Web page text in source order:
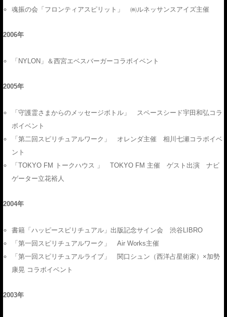
魂振の会「フロンティアスピリット」 ㈱ルネッサンスアイズ主催
2006年
「NYLON」＆西宮エベスバーガーコラボイベント
2005年
「守護霊さまからのメッセージボトル」 スペースシード宇田和弘コラ
ボイベント
「第二回スピリチュアルワーク」 オレンダ主催 相川七瀬コラボイベ
ント
「TOKYO FM トークハウス 」 TOKYO FM 主催 ゲスト出演 ナビ
ゲーター立花裕人
2004年
書籍「ハッピースピリチュアル」出版記念サイン会 渋谷LIBRO
「第一回スピリチュアルワーク」 Air Works主催
「第一回スピリチュアルライブ」 関口シュン（西洋占星術家）×加勢
康晃 コラボイベント
2003年